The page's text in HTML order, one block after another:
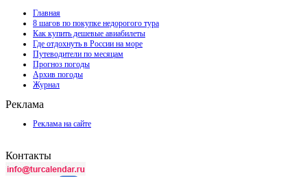
Главная
8 шагов по покупке недорогого тура
Как купить дешевые авиабилеты
Где отдохнуть в России на море
Путеводители по месяцам
Прогноз погоды
Архив погоды
Журнал
Реклама
Реклама на сайте
Контакты